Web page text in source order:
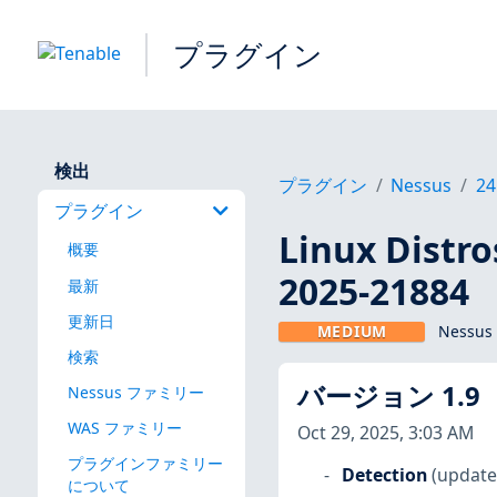
プラグイン
検出
プラグイン
概要
最新
更新日
検索
Nessus ファミリー
WAS ファミリー
プラグインファミリー
について
プラグイン Nessus
Linux
2025-21884
MEDIUM Nessus
バージョン 1.9
Oct 29, 2025, 3:03 AM
Detection